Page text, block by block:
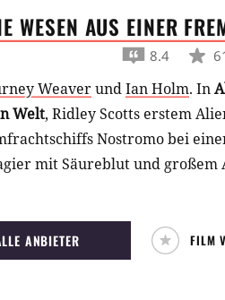
AUS EINER
8.4
WeaverundIan Holm. In
Welt, Ridley Scotts erstem
Nostromo bei
mit Säureblut und großem
ANBIETER FILM